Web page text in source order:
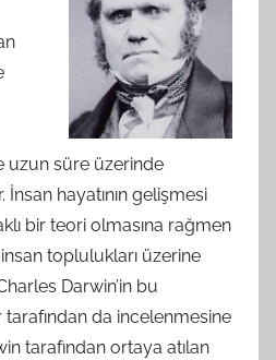
uzun süre üzerinde
İnsan hayatının gelişmesi
bir teori olmasına rağmen
toplulukları üzerine
Darwin’in bu
da incelenmesine
tarafından ortaya atılan